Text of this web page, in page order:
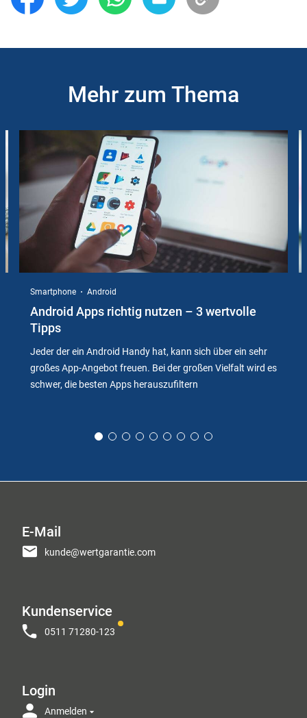
Mehr zum Thema
Smartphone Android
Android Apps richtig nutzen – 3 wertvolle
Tipps
Jeder der ein Android Handy hat, kann sich über ein sehr
großes App-Angebot freuen. Bei der großen Vielfalt wird es
schwer, die besten Apps herauszufiltern
E-Mail
kunde@wertgarantie.com
Kundenservice
0511 71280-123
Login
Anmelden